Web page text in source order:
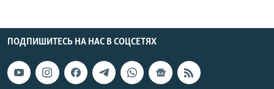
ПОДПИШИТЕСЬ НА НАС В СОЦСЕТЯХ